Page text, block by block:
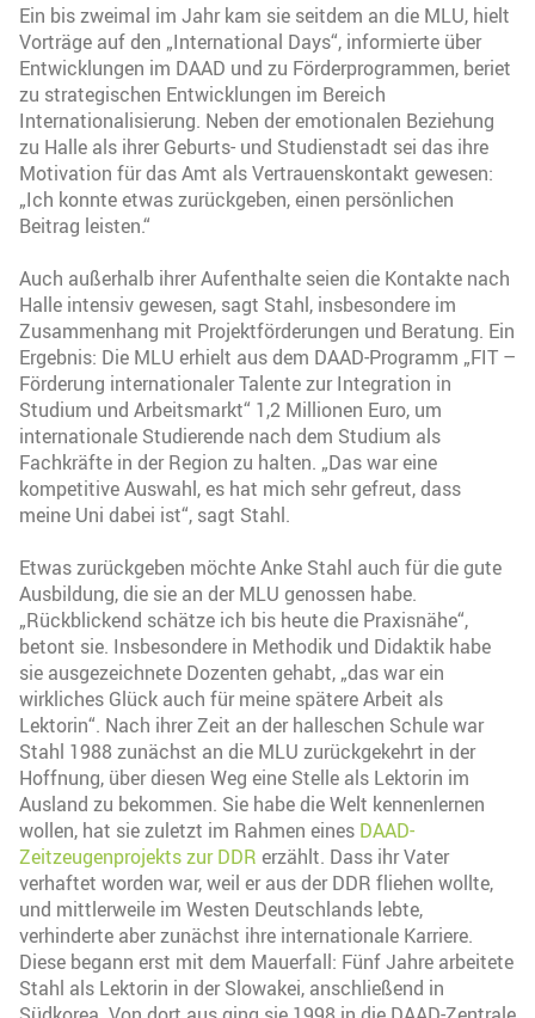
Ein bis zweimal im Jahr kam sie seitdem an die MLU, hielt
Vorträge auf den „International Days“, informierte über
Entwicklungen im DAAD und zu Förderprogrammen, beriet
zu strategischen Entwicklungen im Bereich
Internationalisierung. Neben der emotionalen Beziehung
zu Halle als ihrer Geburts- und Studienstadt sei das ihre
Motivation für das Amt als Vertrauenskontakt gewesen:
„Ich konnte etwas zurückgeben, einen persönlichen
Beitrag leisten.“
Auch außerhalb ihrer Aufenthalte seien die Kontakte nach
Halle intensiv gewesen, sagt Stahl, insbesondere im
Zusammenhang mit Projektförderungen und Beratung. Ein
Ergebnis: Die MLU erhielt aus dem DAAD-Programm „FIT –
Förderung internationaler Talente zur Integration in
Studium und Arbeitsmarkt“ 1,2 Millionen Euro, um
internationale Studierende nach dem Studium als
Fachkräfte in der Region zu halten. „Das war eine
kompetitive Auswahl, es hat mich sehr gefreut, dass
meine Uni dabei ist“, sagt Stahl.
Etwas zurückgeben möchte Anke Stahl auch für die gute
Ausbildung, die sie an der MLU genossen habe.
„Rückblickend schätze ich bis heute die Praxisnähe“,
betont sie. Insbesondere in Methodik und Didaktik habe
sie ausgezeichnete Dozenten gehabt, „das war ein
wirkliches Glück auch für meine spätere Arbeit als
Lektorin“. Nach ihrer Zeit an der halleschen Schule war
Stahl 1988 zunächst an die MLU zurückgekehrt in der
Hoffnung, über diesen Weg eine Stelle als Lektorin im
Ausland zu bekommen. Sie habe die Welt kennenlernen
wollen, hat sie zuletzt im Rahmen eines DAAD-
Zeitzeugenprojekts zur DDR erzählt. Dass ihr Vater
verhaftet worden war, weil er aus der DDR fliehen wollte,
und mittlerweile im Westen Deutschlands lebte,
verhinderte aber zunächst ihre internationale Karriere.
Diese begann erst mit dem Mauerfall: Fünf Jahre arbeitete
Stahl als Lektorin in der Slowakei, anschließend in